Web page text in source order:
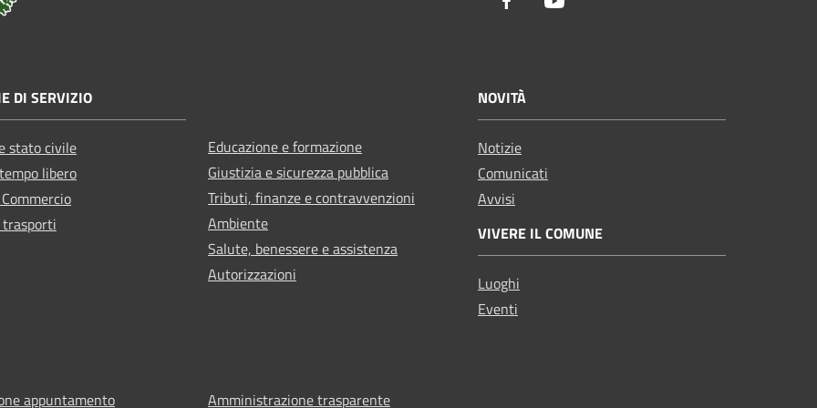
DI SERVIZIO
stato civile
libero
Educazione e formazione
Giustizia e sicurezza pubblica
Tributi, finanze e contravvenzioni
Ambiente
Salute, benessere e assistenza
Autorizzazioni
NOVITÀ
Notizie
Comunicati
Avvisi
VIVERE IL COMUNE
Luoghi
Eventi
appuntamento Amministrazione trasparente